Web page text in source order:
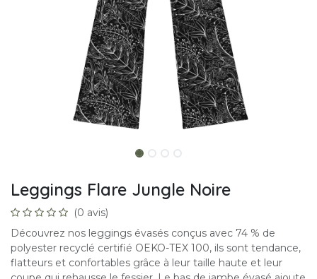
Leggings Flare Jungle Noire
(0 avis)
Découvrez nos leggings évasés conçus avec 74 % de
polyester recyclé certifié OEKO-TEX 100, ils sont tendance,
flatteurs et confortables grâce à leur taille haute et leur